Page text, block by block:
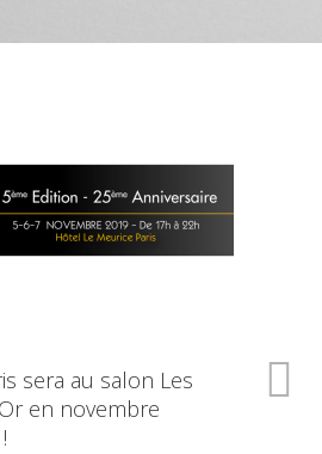
sera au salon Les
en novembre